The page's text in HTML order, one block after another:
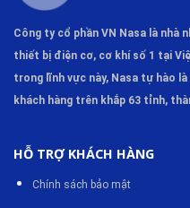
Công ty cổ phần VN Nasa là nhà
thiết bị điện cơ, cơ khí số 1 tại
trong lĩnh vực này, Nasa tự hào
khách hàng trên khắp 63 tỉnh,
HỖ TRỢ KHÁCH HÀNG
Chính sách bảo mật